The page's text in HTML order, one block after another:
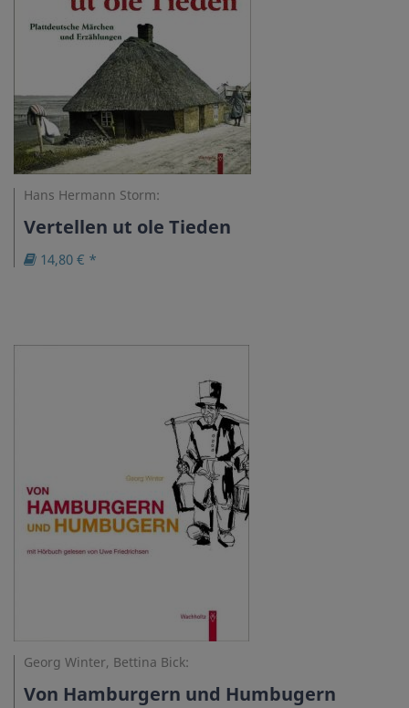
Hans Hermann Storm:
Vertellen ut ole Tieden
14,80 € *
Georg Winter, Bettina Bick:
Von Hamburgern und Humbugern